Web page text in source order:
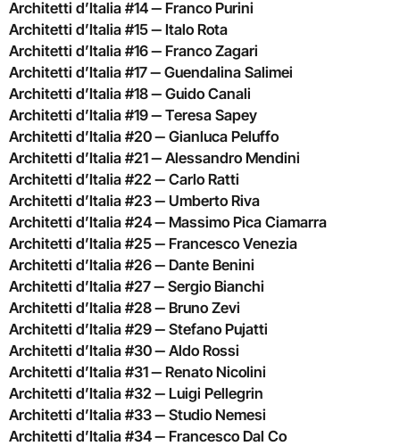
Architetti d’Italia #14 ‒ Franco Purini
Architetti d’Italia #15 ‒ Italo Rota
Architetti d’Italia #16 ‒ Franco Zagari
Architetti d’Italia #17 ‒ Guendalina Salimei
Architetti d’Italia #18 ‒ Guido Canali
Architetti d’Italia #19 ‒ Teresa Sapey
Architetti d’Italia #20 ‒ Gianluca Peluffo
Architetti d’Italia #21 ‒ Alessandro Mendini
Architetti d’Italia #22 ‒ Carlo Ratti
Architetti d’Italia #23 ‒ Umberto Riva
Architetti d’Italia #24 ‒ Massimo Pica Ciamarra
Architetti d’Italia #25 ‒ Francesco Venezia
Architetti d’Italia #26 ‒ Dante Benini
Architetti d’Italia #27 ‒ Sergio Bianchi
Architetti d’Italia #28 ‒ Bruno Zevi
Architetti d’Italia #29 ‒ Stefano Pujatti
Architetti d’Italia #30 ‒ Aldo Rossi
Architetti d’Italia #31 ‒ Renato Nicolini
Architetti d’Italia #32 ‒ Luigi Pellegrin
Architetti d’Italia #33 ‒ Studio Nemesi
Architetti d’Italia #34 ‒ Francesco Dal Co